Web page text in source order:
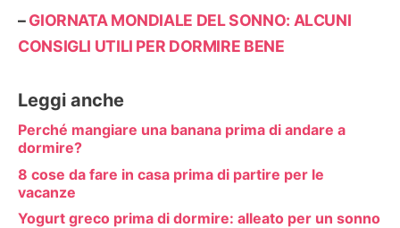
–GIORNATA MONDIALE DEL SONNO: ALCUNI
CONSIGLI UTILI PER DORMIRE BENE
Leggi anche
Perché mangiare una banana prima di andare a
dormire?
8 cose da fare in casa prima di partire per le
vacanze
Yogurt greco prima di dormire: alleato per un sonno